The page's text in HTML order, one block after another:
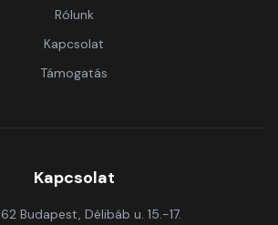
Rólunk
Kapcsolat
Támogatás
Kapcsolat
Budapest, Délibáb u. 15.-17.